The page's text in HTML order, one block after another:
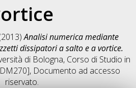
Analisi numerica mediante
dissipatori a salto e a vortice.
di Bologna, Corso di Studio in
, Documento ad accesso
riservato.